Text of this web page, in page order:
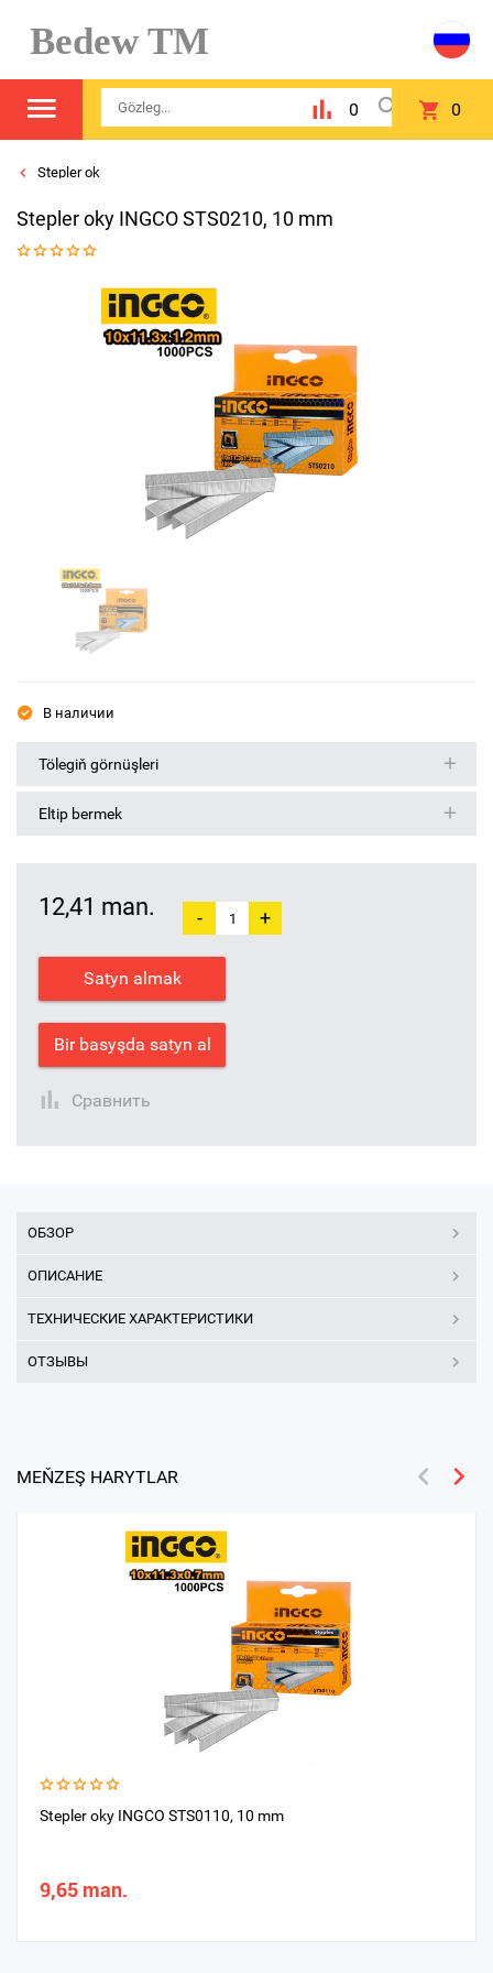
Bedew TM
0 0
Stepler ok
Stepler oky INGCO STS0210, 10 mm
В наличии
Tölegiň görnüşleri
Eltip bermek
12,41 man. - +
Satyn almak
Bir basyşda satyn al
Сравнить
ОБЗОР
ОПИСАНИЕ
ТЕХНИЧЕСКИЕ ХАРАКТЕРИСТИКИ
ОТЗЫВЫ
MEŇZEŞ HARYTLAR
Stepler oky INGCO STS0110, 10 mm
9,65 man.